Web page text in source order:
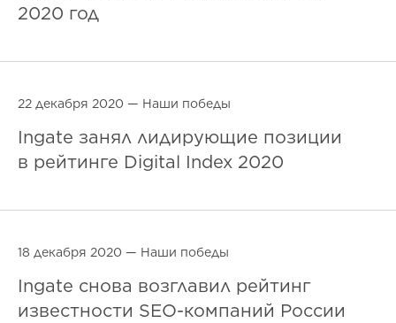
2020 год
22 декабря 2020 — Наши победы
Ingate занял лидирующие позиции
в рейтинге Digital Index 2020
18 декабря 2020 — Наши победы
Ingate снова возглавил рейтинг
известности SEO-компаний России